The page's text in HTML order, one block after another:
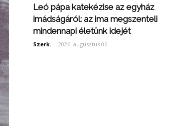
Leó pápa katekézise az egyház
imádságáról: az ima megszenteli
mindennapi életünk idejét
Szerk. - 2026. augusztus 06.